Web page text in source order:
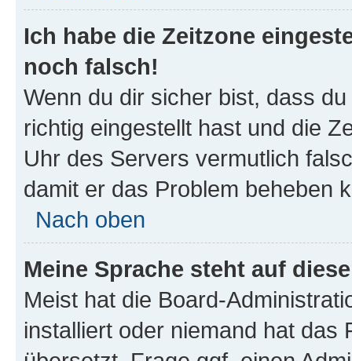
Ich habe die Zeitzone
noch falsch!
Wenn du dir sicher bist, dass
richtig eingestellt hast und die
Uhr des Servers vermutlich
damit er das Problem beheben
Nach oben
Meine Sprache steht auf
Meist hat die Board-
installiert oder niemand hat das